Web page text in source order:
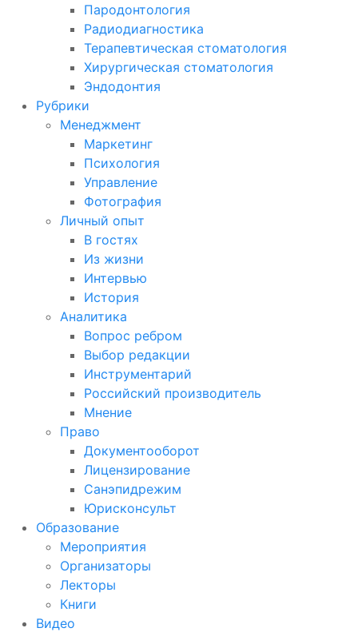
Пародонтология
Радиодиагностика
Терапевтическая стоматология
Хирургическая стоматология
Эндодонтия
Рубрики
Менеджмент
Маркетинг
Психология
Управление
Фотография
Личный опыт
В гостях
Из жизни
Интервью
История
Аналитика
Вопрос ребром
Выбор редакции
Инструментарий
Российский производитель
Мнение
Право
Документооборот
Лицензирование
Санэпидрежим
Юрисконсульт
Образование
Мероприятия
Организаторы
Лекторы
Книги
Видео